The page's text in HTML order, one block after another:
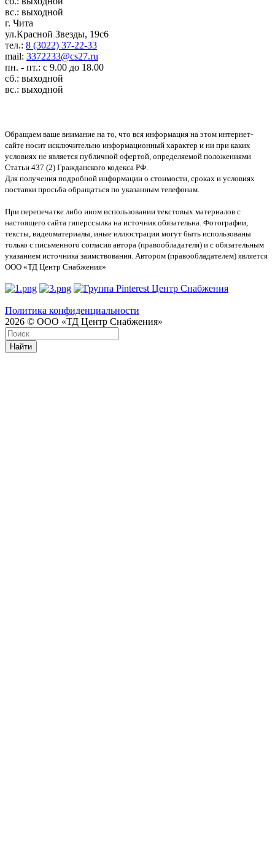
вс.: выходной
г. Чита
ул.Красной Звезды, 19с6
тел.: 8 (3022) 37-22-33
mail: 3372233@cs27.ru
пн. - пт.: с 9.00 до 18.00
сб.: выходной
вс.: выходной
Обращаем ваше внимание на то, что вся информация на этом интернет-
сайте носит исключительно информационный характер и ни при каких
условиях не является публичной офертой, определяемой положениями
Статьи 437 (2) Гражданского кодекса РФ.
Для получения подробной информации о стоимости, сроках и условиях
поставки просьба обращаться по указанным телефонам.
При перепечатке либо ином использовании текстовых материалов с
настоящего сайта гиперссылка на источник обязательна. Фотографии,
тексты, видеоматериалы, иные иллюстрации могут быть использованы
только с письменного согласия автора (правообладателя) и с обязательным
указанием источника заимствования. Автором (правообладателем) является
ООО «ТД Центр Снабжения»
Политика конфиденциальности
2026 © ООО «ТД Центр Снабжения»
Найти